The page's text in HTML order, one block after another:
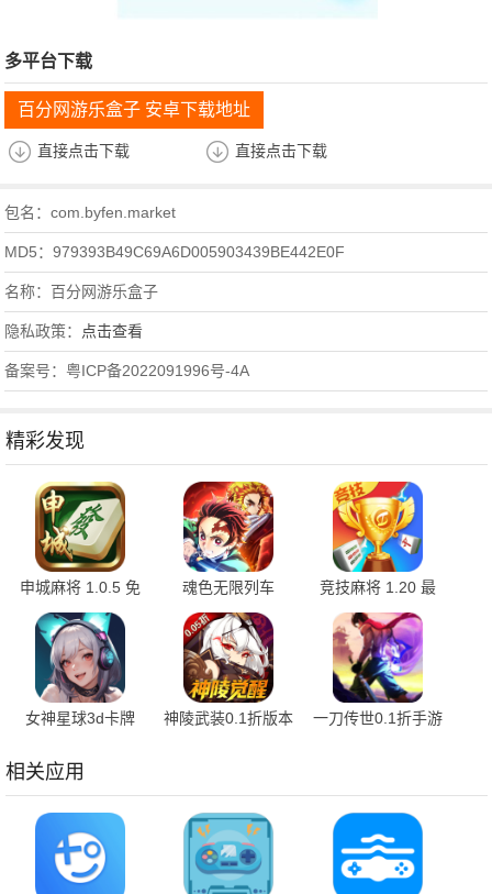
多平台下载
百分网游乐盒子 安卓下载地址
直接点击下载 直接点击下载
包名：com.byfen.market
MD5：979393B49C69A6D005903439BE442E0F
名称：百分网游乐盒子
隐私政策： 点击查看
备案号：粤ICP备2022091996号-4A
精彩发现
申城麻将 1.0.5 免
费版
魂色无限列车
1.0.06 最新版
竞技麻将 1.20 最
新版
女神星球3d卡牌
神陵武装0.1折版本
一刀传世0.1折手游
相关应用